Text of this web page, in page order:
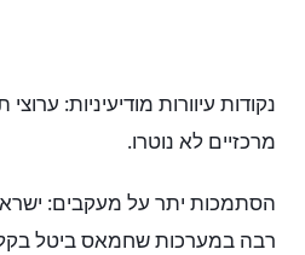
נקודות עיוורות מודיעיניות:
מרכזיים לא נוטרו.
הסתמכות יתר על מעקבים:
רבה במערכות שחמאס ביטל